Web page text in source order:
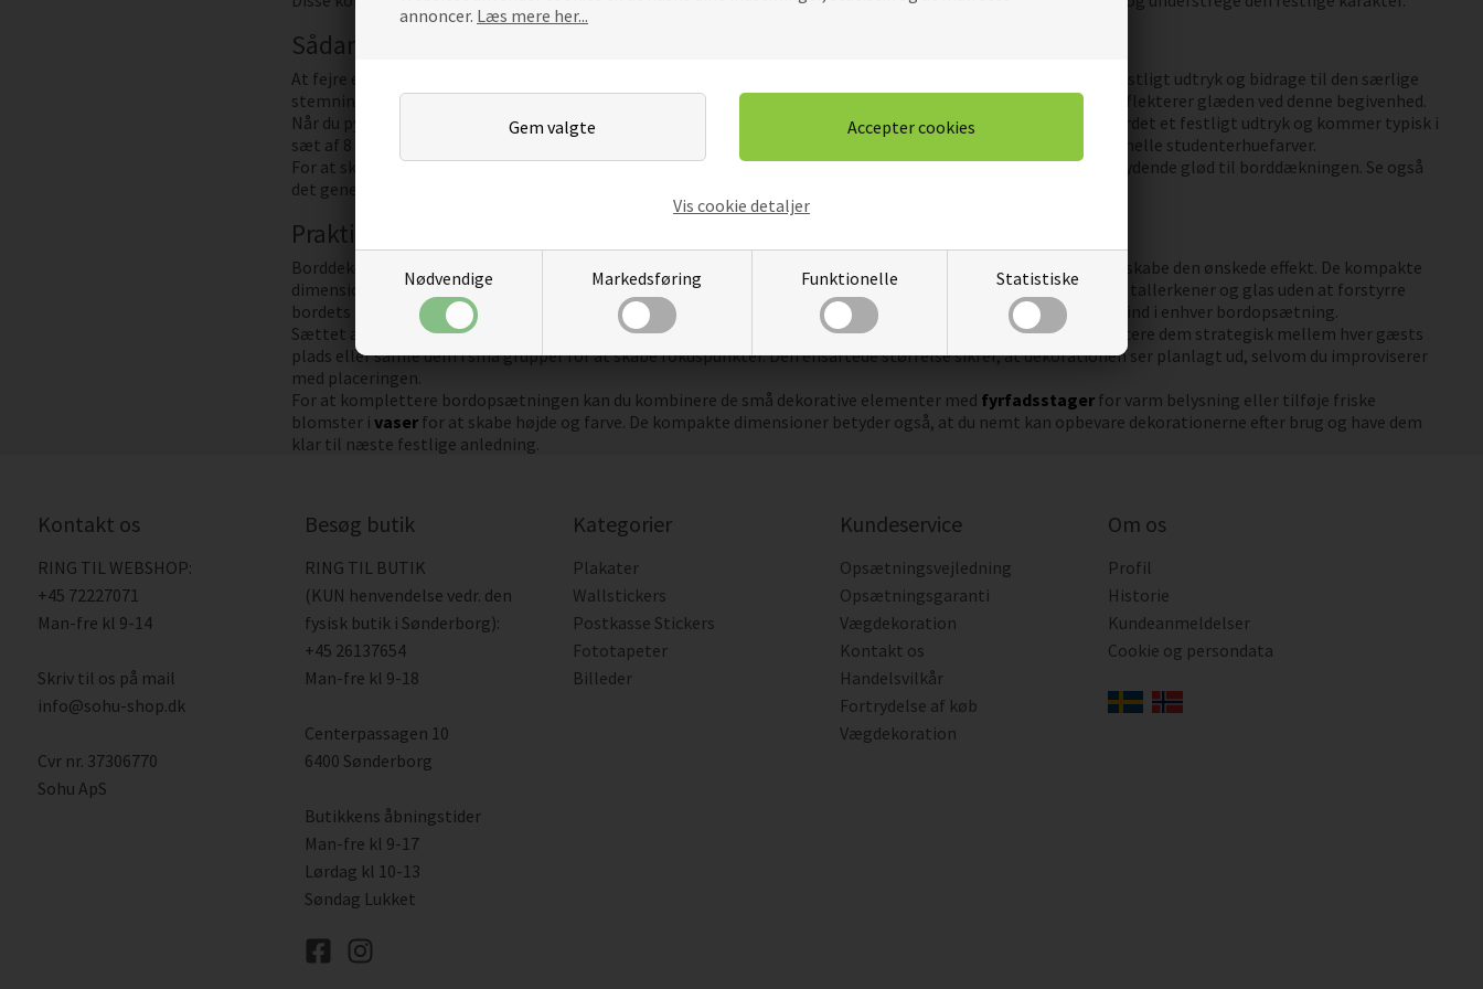
annoncer. Læs mere her...
Nødvendige Markedsføring Funktionelle Statistiske
Vis cookie detaljer
Sådan markerer du dimissionen med borddekorationen
At fejre en dimission er en stor milepæl, der fortjener en særlig ramme. Borddekorationer kan give bordet et festligt udtryk og bidrage til den særlige
stemning på denne vigtige dag. Ved at vælge de rette elementer kan du nemt skabe et personligt udtryk, der reflekterer glæden ved denne begivenhed.
Når du pynter op til studenterfesten, kan borddekorationerne gøre en stor forskel. De er designet til at give bordet et festligt udtryk og kommer typisk i
sæt af 8 stykker, så du nemt kan dekorere hele bordet. Du finder dem i både rød og blå, som matcher de traditionelle studenterhuefarver.
For at skabe den helt rigtige stemning kan du overveje at inkluderestearinlys, som kan tilføje en varm og indbydende glød til borddækningen. Se også
det generelle udvalg af
Praktisk borddekoration til festbordet
Borddekoration til festlige lejligheder handler ikke kun om det visuelle udtryk, men også om, hvor let det er at skabe den ønskede effekt. De kompakte
dimensioner på mange borddekorationer gør dem særligt praktiske at arbejde med, da de kan placeres mellem tallerkener og glas uden at forstyrre
bordets funktionalitet. Med en højde på blot 1,5 cm og en diameter på 3 cm passer de små elementer naturligt ind i enhver bordopsætning.
Sættet af otte elementer giver dig mulighed for at skabe en jævn fordeling på tværs af hele bordet. Du kan placere dem strategisk mellem hver gæsts
plads eller samle dem i små grupper for at skabe fokuspunkter. Den ensartede størrelse sikrer, at dekorationen ser planlagt ud, selvom du improviserer
med placeringen.
For at komplettere bordopsætningen kan du kombinere de små dekorative elementer med fyrfadsstagerfor varm belysning eller tilføje friske
blomster i vaserfor at skabe højde og farve. De kompakte dimensioner betyder også, at du nemt kan opbevare dekorationerne efter brug og have dem
klar til næste festlige anledning.
Kontakt os
RING TIL WEBSHOP:
+45 72227071
Man-fre kl 9-14
Skriv til os på mail
info@sohu-shop.dk
Cvr nr. 37306770
Sohu ApS
Besøg butik
RING TIL BUTIK
(KUN henvendelse vedr. den
fysisk butik i Sønderborg):
+45 26137654
Man-fre kl 9-18
Centerpassagen 10
6400 Sønderborg
Butikkens åbningstider
Man-fre kl 9-17
Lørdag kl 10-13
Søndag Lukket
Kategorier
Plakater
Wallstickers
Postkasse Stickers
Fototapeter
Billeder
Kundeservice
Opsætningsvejledning
Opsætningsgaranti
Vægdekoration
Kontakt os
Handelsvilkår
Fortrydelse af køb
Vægdekoration
Om os
Profil
Historie
Kundeanmeldelser
Cookie og persondata